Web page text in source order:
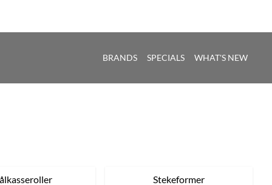
BRANDS SPECIALS WHAT'S NEW
Stekeformer